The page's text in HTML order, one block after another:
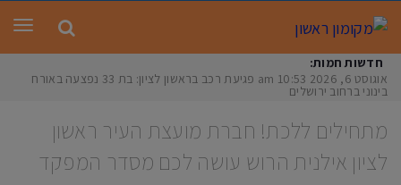
חדשות חמות:
אוגוסט 6, 2026
10:53 am פגיעת רכב בראשון לציון: בת 33 נפצעה באורח
בינוני ברחוב ירושלים
מתחילים ללכת! חברת מועצת העיר ראשון
לציון אילנית הרוש עושה לכם מסדר המפקד